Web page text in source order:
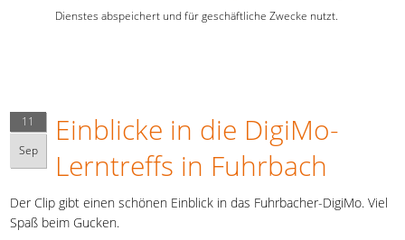
Dienstes abspeichert und für geschäftliche Zwecke nutzt.
11
Sep
Einblicke in die DigiMo-
Lerntreffs in Fuhrbach
Der Clip gibt einen schönen Einblick in das Fuhrbacher-DigiMo. Viel
Spaß beim Gucken.